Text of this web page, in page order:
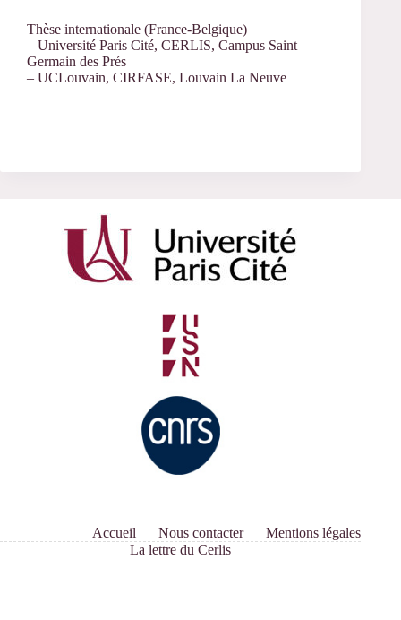
Thèse internationale (France-Belgique)
– Université Paris Cité, CERLIS, Campus Saint
Germain des Prés
– UCLouvain, CIRFASE, Louvain La Neuve
Accueil Nous contacter
Mentions légales
La lettre du Cerlis